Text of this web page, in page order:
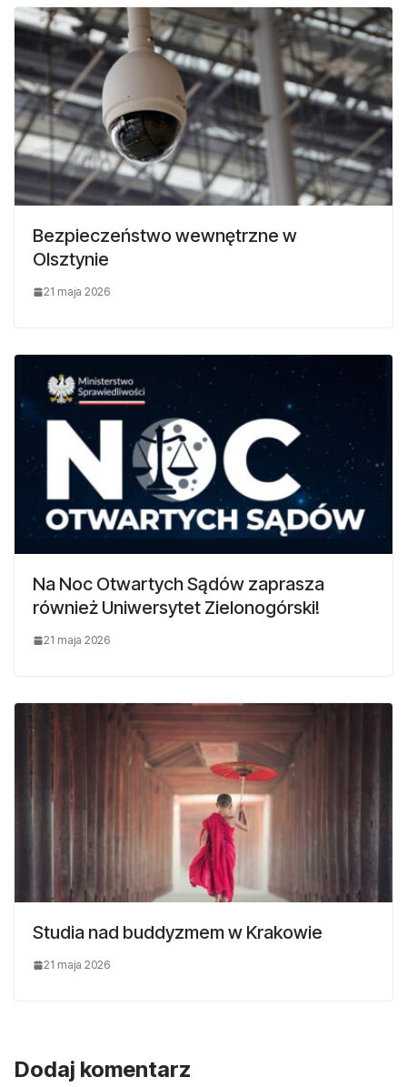
Bezpieczeństwo wewnętrzne w
Olsztynie
21 maja 2026
Na Noc Otwartych Sądów zaprasza
również Uniwersytet Zielonogórski!
21 maja 2026
Studia nad buddyzmem w Krakowie
21 maja 2026
Dodaj komentarz